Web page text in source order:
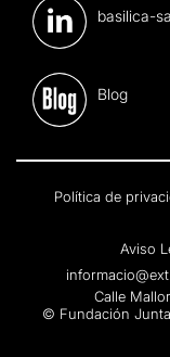
basilica-
Blog
Política de
Aviso
Calle
© Fundación